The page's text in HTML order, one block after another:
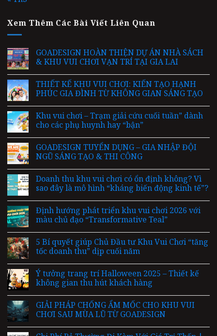
Xem Thêm Các Bài Viết Liên Quan
GOADESIGN HOÀN THIỆN DỰ ÁN NHÀ SÁCH
& KHU VUI CHƠI VẠN TRÍ TẠI GIA LAI
THIẾT KẾ KHU VUI CHƠI: KIẾN TẠO HẠNH
PHÚC GIA ĐÌNH TỪ KHÔNG GIAN SÁNG TẠO
Khu vui chơi – Trạm giải cứu cuối tuần” dành
cho các phụ huynh hay “bận”
GOADESIGN TUYỂN DỤNG – GIA NHẬP ĐỘI
NGŨ SÁNG TẠO & THI CÔNG
Doanh thu khu vui chơi có ổn định không? Vì
sao đây là mô hình “kháng biến động kinh tế”?
Định hướng phát triển khu vui chơi 2026 với
màu chủ đạo “Transformative Teal”
5 Bí quyết giúp Chủ Đầu tư Khu Vui Chơi “tăng
tốc doanh thu” dịp cuối năm
Ý tưởng trang trí Halloween 2025 – Thiết kế
không gian thu hút khách hàng
GIẢI PHÁP CHỐNG ẨM MỐC CHO KHU VUI
CHƠI SAU MÙA LŨ TỪ GOADESIGN